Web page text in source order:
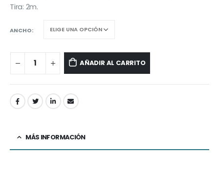
Tira: 2m.
ANCHO
AÑADIR AL CARRITO
MÁS INFORMACIÓN